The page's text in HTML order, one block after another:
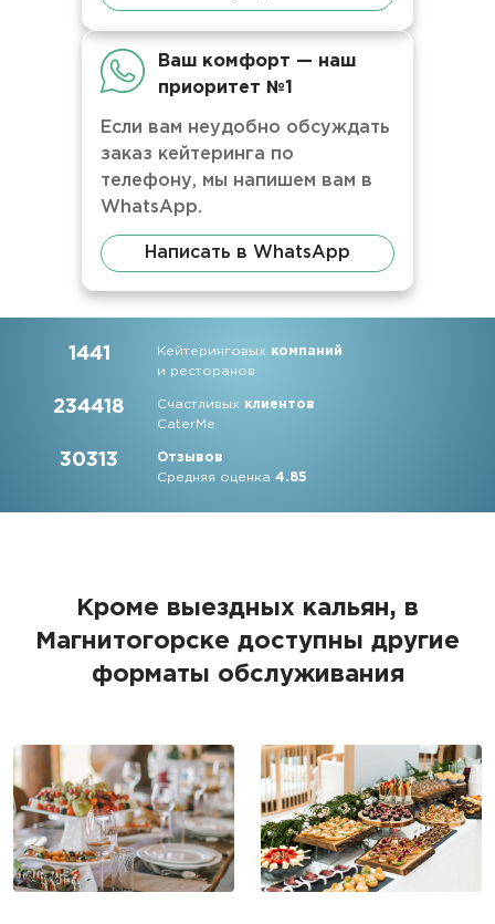
Ваш комфорт — наш
приоритет №1
Если вам неудобно обсуждать
заказ кейтеринга по
телефону, мы напишем вам в
WhatsApp.
Написать в WhatsApp
1441 Кейтеринговых компаний
и ресторанов
234418 Счастливых клиентов
CaterMe
30313
Отзывов
Средняя оценка4.85
Кроме выездных кальян, в
Магнитогорске доступны другие
форматы обслуживания